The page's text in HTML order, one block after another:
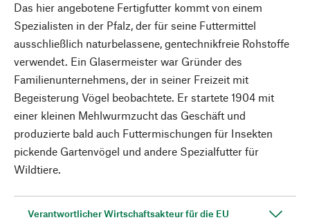
Das hier angebotene Fertigfutter kommt von einem
Spezialisten in der Pfalz, der für seine Futtermittel
ausschließlich naturbelassene, gentechnikfreie Rohstoffe
verwendet. Ein Glasermeister war Gründer des
Familienunternehmens, der in seiner Freizeit mit
Begeisterung Vögel beobachtete. Er startete 1904 mit
einer kleinen Mehlwurmzucht das Geschäft und
produzierte bald auch Futtermischungen für Insekten
pickende Gartenvögel und andere Spezialfutter für
Wildtiere.
Verantwortlicher Wirtschaftsakteur für die EU